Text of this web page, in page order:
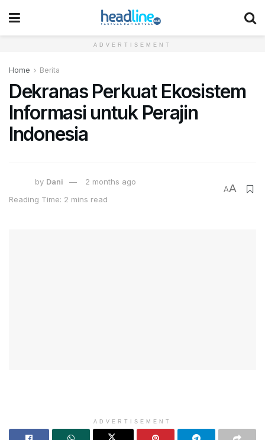
ADVERTISEMENT
Home Berita
Dekranas Perkuat Ekosistem
Informasi untuk Perajin
Indonesia
by Dani
2 months ago
Reading Time: 2 mins read
AA
ADVERTISEMENT